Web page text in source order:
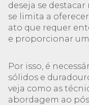
deseja se
se limita a
ato que requer
e proporcionar
Por isso, é
sólidos e
veja como as
abordagem ao